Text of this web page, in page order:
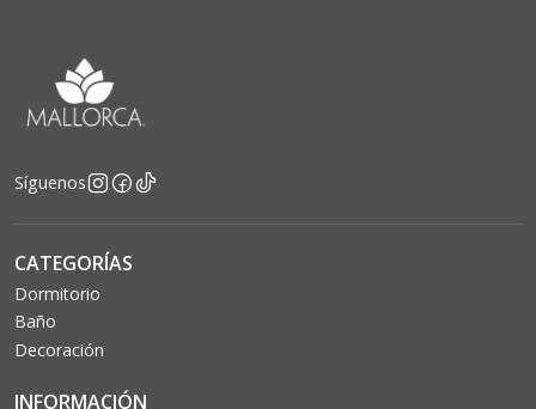
Síguenos
CATEGORÍAS
Dormitorio
Baño
Decoración
INFORMACIÓN